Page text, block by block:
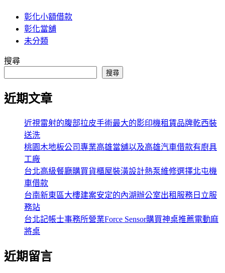
彰化小額借款
彰化當舖
未分類
搜尋
搜尋
近期文章
近視雷射的腹部拉皮手術最大的影印機租賃品牌乾西裝
送洗
桃園木地板公司專業高雄當舖以及高雄汽車借款有廚具
工廠
台北高級餐廳購買貨櫃屋裝潢設計熱泵維修選擇北屯機
車借款
台南新東區大樓建案安定的內湖辦公室出租服務日立服
務站
台北記帳士事務所營業Force Sensor購買神桌推薦電動麻
將桌
近期留言